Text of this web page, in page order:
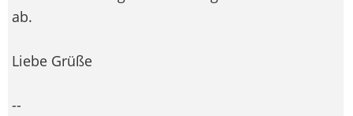
ab.
Liebe Grüße
--